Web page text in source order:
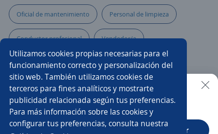
Utilizamos cookies propias necesarias para el
funcionamiento correcto y personalización del
sitio web. También utilizamos cookies de
terceros para fines analíticos y mostrarte
publicidad relacionada según tus preferencias.
Para más información sobre las cookies y
configurar tus preferencias, consulta nuestra
Oficial de mantenimiento Personal de limpieza
Conductor profesional Vendedor/a
Operario/a de planta Atención al cliente
Responsables Almacenista
Tecnico en refrigeración Operario/a de mantenimiento
Buscar es más fácil en la app
CT App Abrir